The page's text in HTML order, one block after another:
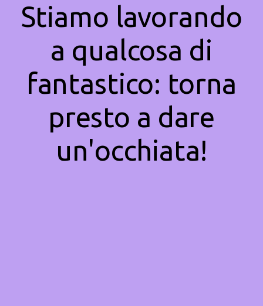
Stiamo lavorando
a qualcosa di
fantastico: torna
presto a dare
un'occhiata!